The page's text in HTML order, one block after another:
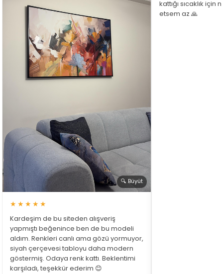
🔍 Büyüt
★★★★★
Kardeşim de bu siteden alışveriş
yapmıştı beğenince ben de bu modeli
aldım. Renkleri canlı ama gözü yormuyor,
siyah çerçevesi tabloyu daha modern
göstermiş. Odaya renk kattı. Beklentimi
karşıladı, teşekkür ederim 😊
kattığı sıcaklık
etsem az 🙏